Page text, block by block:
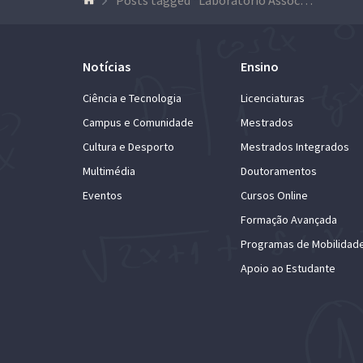
Notícias
Ciência e Tecnologia
Campus e Comunidade
Cultura e Desporto
Multimédia
Eventos
Ensino
Licenciaturas
Mestrados
Mestrados Integrados
Doutoramentos
Cursos Online
Formação Avançada
Programas de
Apoio ao Estudante